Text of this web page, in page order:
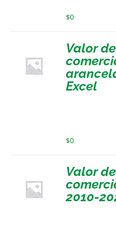
$0
Valor
Excel
$0
Valor
2010-